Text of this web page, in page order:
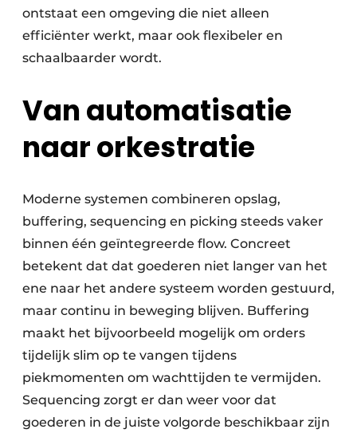
ontstaat een omgeving die niet alleen
efficiënter werkt, maar ook flexibeler en
schaalbaarder wordt.
Van automatisatie
naar orkestratie
Moderne systemen combineren opslag,
buffering, sequencing en picking steeds vaker
binnen één geïntegreerde flow. Concreet
betekent dat dat goederen niet langer van het
ene naar het andere systeem worden gestuurd,
maar continu in beweging blijven. Buffering
maakt het bijvoorbeeld mogelijk om orders
tijdelijk slim op te vangen tijdens
piekmomenten om wachttijden te vermijden.
Sequencing zorgt er dan weer voor dat
goederen in de juiste volgorde beschikbaar zijn